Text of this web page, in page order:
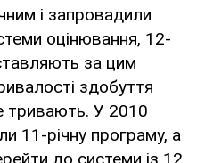
і запровадили
оцінювання, 12-
за цим
здобуття
тривають. У 2010
11-річну програму, а
до системи із 12